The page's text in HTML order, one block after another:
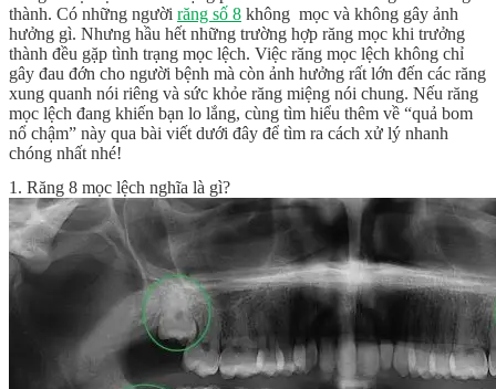
thành. Có những người răng số 8 không mọc và không gây ảnh
hưởng gì. Nhưng hầu hết những trường hợp răng mọc khi trưởng
thành đều gặp tình trạng mọc lệch. Việc răng mọc lệch không chỉ
gây đau đớn cho người bệnh mà còn ảnh hưởng rất lớn đến các răng
xung quanh nói riêng và sức khỏe răng miệng nói chung. Nếu răng
mọc lệch đang khiến bạn lo lắng, cùng tìm hiểu thêm về “quả bom
nổ chậm” này qua bài viết dưới đây để tìm ra cách xử lý nhanh
chóng nhất nhé!
1. Răng 8 mọc lệch nghĩa là gì?